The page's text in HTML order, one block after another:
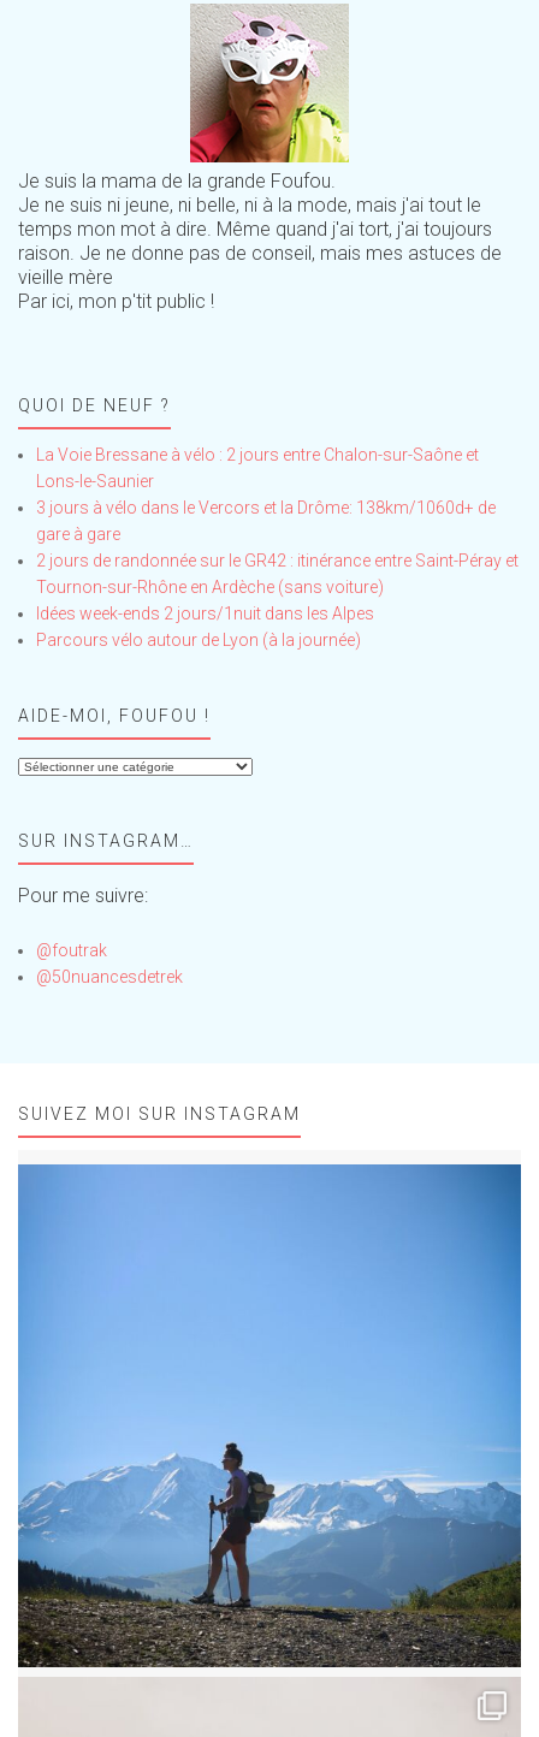
Je suis la mama de la grande Foufou.
Je ne suis ni jeune, ni belle, ni à la mode, mais j'ai tout le
temps mon mot à dire. Même quand j'ai tort, j'ai toujours
raison. Je ne donne pas de conseil, mais mes astuces de
vieille mère
Par ici, mon p'tit public !
QUOI DE NEUF ?
La Voie Bressane à vélo : 2 jours entre Chalon-sur-Saône et
Lons-le-Saunier
3 jours à vélo dans le Vercors et la Drôme: 138km/1060d+ de
gare à gare
2 jours de randonnée sur le GR42 : itinérance entre Saint-Péray et
Tournon-sur-Rhône en Ardèche (sans voiture)
Idées week-ends 2 jours/1nuit dans les Alpes
Parcours vélo autour de Lyon (à la journée)
AIDE-MOI, FOUFOU !
Aide-
!SUR INSTAGRAM…
Pour me suivre:
@foutrak
@50nuancesdetrek
SUIVEZ MOI SUR INSTAGRAM